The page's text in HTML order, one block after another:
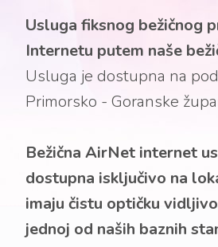
Usluga fiksnog bežičnog
Internetu putem naše
Usluga je dostupna na
Primorsko - Goranske
Bežična AirNet internet
dostupna isključivo na
imaju čistu optičku
jednoj od naših baznih